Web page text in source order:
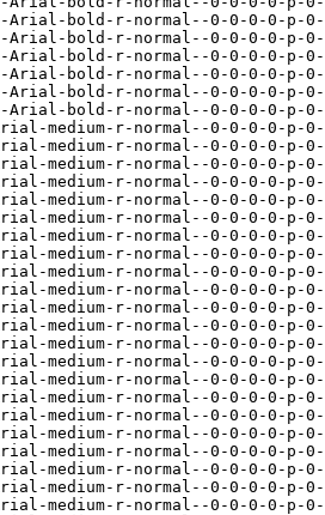
bold-r-normal--0-0-0-0-p-0-
bold-r-normal--0-0-0-0-p-0-
bold-r-normal--0-0-0-0-p-0-
bold-r-normal--0-0-0-0-p-0-
bold-r-normal--0-0-0-0-p-0-
bold-r-normal--0-0-0-0-p-0-
medium-r-normal--0-0-0-0-p-0-
medium-r-normal--0-0-0-0-p-0-
medium-r-normal--0-0-0-0-p-0-
medium-r-normal--0-0-0-0-p-
medium-r-normal--0-0-0-0-p-0-
medium-r-normal--0-0-0-0-p-
medium-r-normal--0-0-0-0-p-0-
medium-r-normal--0-0-0-0-p-
medium-r-normal--0-0-0-0-p-
medium-r-normal--0-0-0-0-p-0-
medium-r-normal--0-0-0-0-p-0-
medium-r-normal--0-0-0-0-p-0-
medium-r-normal--0-0-0-0-p-0-
medium-r-normal--0-0-0-0-p-0-
medium-r-normal--0-0-0-0-p-0-
medium-r-normal--0-0-0-0-p-0-
medium-r-normal--0-0-0-0-p-0-
medium-r-normal--0-0-0-0-p-0-
medium-r-normal--0-0-0-0-p-0-
medium-r-normal--0-0-0-0-p-0-
medium-r-normal--0-0-0-0-p-0-
medium-r-normal--0-0-0-0-p-0-